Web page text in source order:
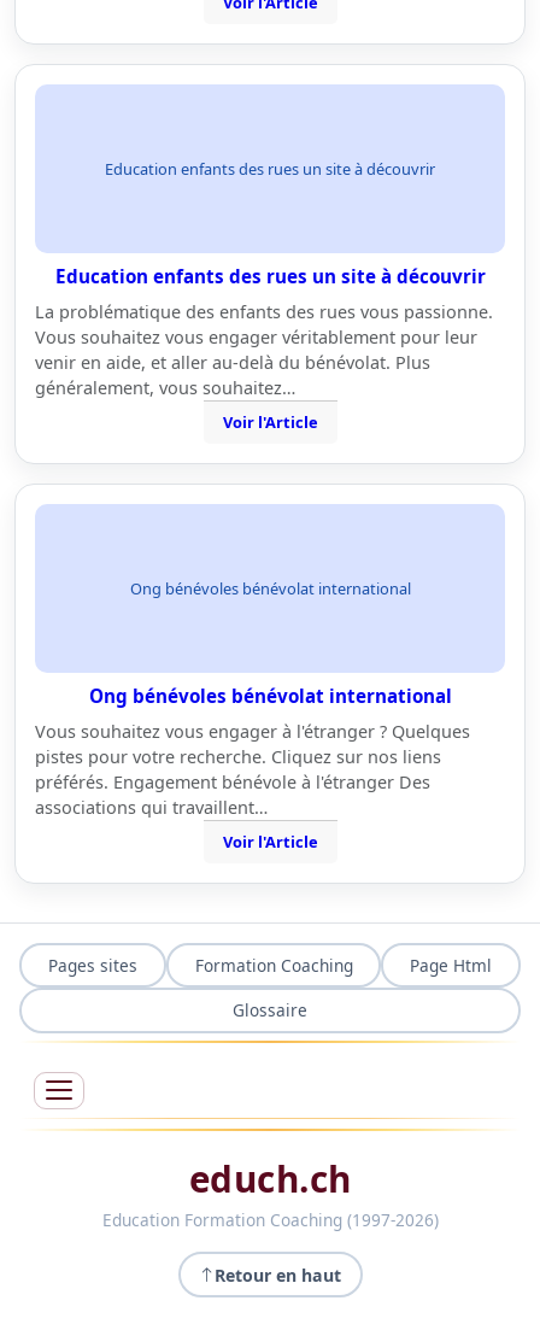
Education enfants des rues un site à découvrir
Education enfants des rues un site à découvrir
La problématique des enfants des rues vous passionne.
Vous souhaitez vous engager véritablement pour leur
venir en aide, et aller au-delà du bénévolat. Plus
généralement, vous souhaitez…
Voir l'Article
Ong bénévoles bénévolat international
Ong bénévoles bénévolat international
Vous souhaitez vous engager à l'étranger ? Quelques
pistes pour votre recherche. Cliquez sur nos liens
préférés. Engagement bénévole à l'étranger Des
associations qui travaillent…
Voir l'Article
Pages sites Formation Coaching
Page Html
Glossaire
educh.ch
Education Formation Coaching (1997-2026)
Retour en haut